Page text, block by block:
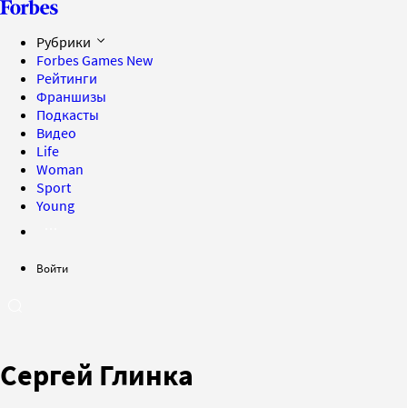
Рубрики
Forbes Games New
Рейтинги
Франшизы
Подкасты
Видео
Life
Woman
Sport
Young
Войти
Сергей Глинка